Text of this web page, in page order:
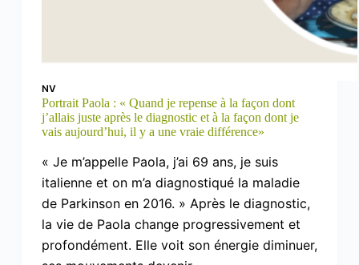
NV
Portrait Paola : « Quand je repense à la façon dont
j’allais juste après le diagnostic et à la façon dont je
vais aujourd’hui, il y a une vraie différence»
« Je m’appelle Paola, j’ai 69 ans, je suis
italienne et on m’a diagnostiqué la maladie
de Parkinson en 2016. » Après le diagnostic,
la vie de Paola change progressivement et
profondément. Elle voit son énergie diminuer,